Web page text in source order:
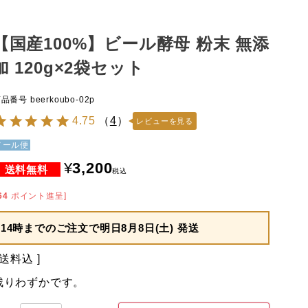
国産100%】ビール酵母 粉末 無添
120g×2袋セット
番号 beerkoubo-02p
4.75 （4） レビューを見る
ール便
¥3,200税込
ポイント進呈]
14時までのご注文で明日8月8日(土) 発送
料込
りわずかです。